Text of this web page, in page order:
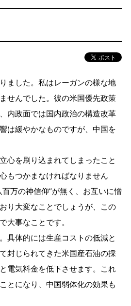
ました。私はレーガンの様な地
せんでした。彼の米国優先政策
内政面では国内政治の構造改革
は緩やかなものですが、中国を
心を刷り込まれてしまったこと
もつかまなければなりません
万の神信仰”が無く、お互いに憎
り大変なことでしょうが、この
大事なことです。
具体的には生産コストの低減と
封じられてきた米国産石油の採
電気料金を低下させます。これ
とになり、中国弱体化の効果も